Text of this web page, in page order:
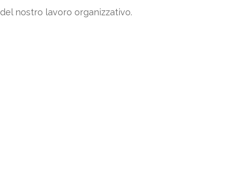
nostro lavoro organizzativo.